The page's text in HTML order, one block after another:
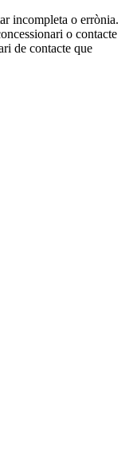
incompleta o errònia.
o contacte
de contacte que